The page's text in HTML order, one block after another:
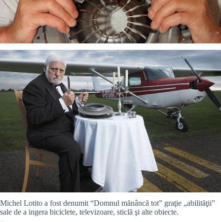
Michel Lotito a fost denumit “Domnul mănâncă tot” graţie „abilităţii”
sale de a ingera biciclete, televizoare, sticlă şi alte obiecte.